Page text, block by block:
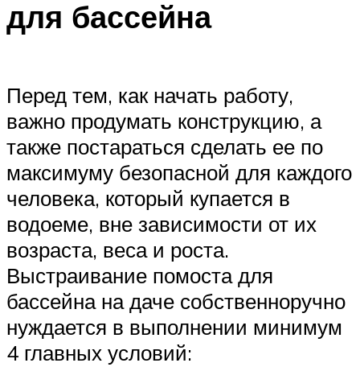
для бассейна
Перед тем, как начать работу,
важно продумать конструкцию, а
также постараться сделать ее по
максимуму безопасной для каждого
человека, который купается в
водоеме, вне зависимости от их
возраста, веса и роста.
Выстраивание помоста для
бассейна на даче собственноручно
нуждается в выполнении минимум
4 главных условий: